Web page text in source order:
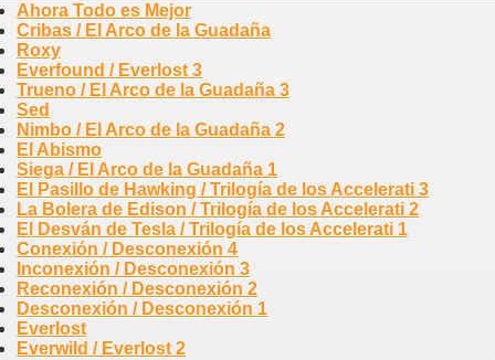
Ahora Todo es Mejor
Cribas / El Arco de la Guadaña
Roxy
Everfound / Everlost 3
Trueno / El Arco de la Guadaña 3
Sed
Nimbo / El Arco de la Guadaña 2
El Abismo
Siega / El Arco de la Guadaña 1
El Pasillo de Hawking / Trilogía de los Accelerati 3
La Bolera de Edison / Trilogía de los Accelerati 2
El Desván de Tesla / Trilogía de los Accelerati 1
Conexión / Desconexión 4
Inconexión / Desconexión 3
Reconexión / Desconexión 2
Desconexión / Desconexión 1
Everlost
Everwild / Everlost 2